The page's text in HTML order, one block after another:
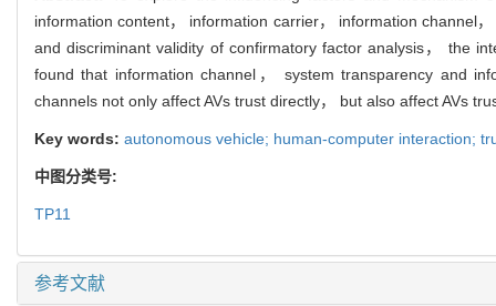
information content， information carrier， information channel
and discriminant validity of confirmatory factor analysis， the
found that information channel， system transparency and
channels not only affect AVs trust directly， but also affect AVs
Key words: autonomous vehicle; human-computer interaction;
中图分类号:
TP11
参考文献